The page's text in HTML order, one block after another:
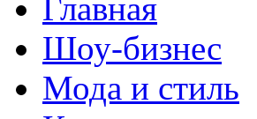
Главная
Шоу-бизнес
Мода и стиль